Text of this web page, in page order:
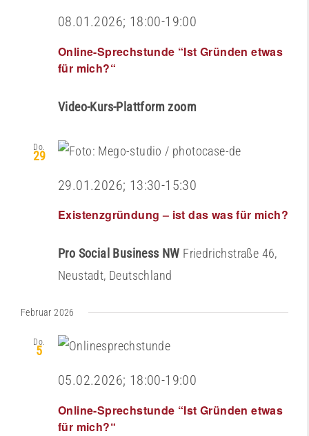
Online-Sprechstunde “Ist Gründen etwas
für mich?“
08.01.2026; 18:00-19:00
Video-Kurs-Plattform zoom
Do.
29
Existenzgründung – ist das was für mich?
29.01.2026; 13:30-15:30
Pro Social Business NW Friedrichstraße 46,
Neustadt, Deutschland
Februar 2026
Do.
5
Online-Sprechstunde “Ist Gründen etwas
für mich?“
05.02.2026; 18:00-19:00